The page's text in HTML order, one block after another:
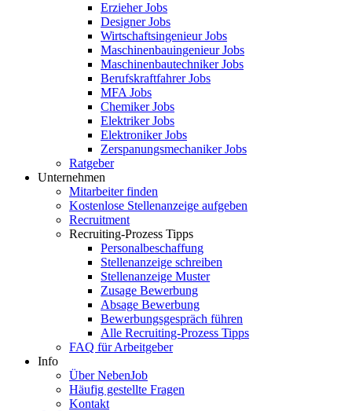
Erzieher Jobs
Designer Jobs
Wirtschaftsingenieur Jobs
Maschinenbauingenieur Jobs
Maschinenbautechniker Jobs
Berufskraftfahrer Jobs
MFA Jobs
Chemiker Jobs
Elektriker Jobs
Elektroniker Jobs
Zerspanungsmechaniker Jobs
Ratgeber
Unternehmen
Mitarbeiter finden
Kostenlose Stellenanzeige aufgeben
Recruitment
Recruiting-Prozess Tipps
Personalbeschaffung
Stellenanzeige schreiben
Stellenanzeige Muster
Zusage Bewerbung
Absage Bewerbung
Bewerbungsgespräch führen
Alle Recruiting-Prozess Tipps
FAQ für Arbeitgeber
Info
Über NebenJob
Häufig gestellte Fragen
Kontakt